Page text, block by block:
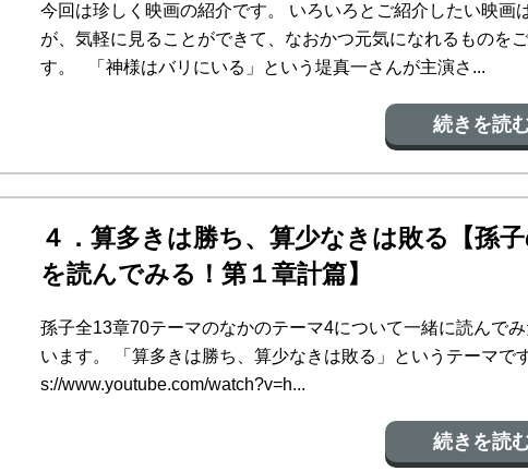
今回は珍しく映画の紹介です。 いろいろとご紹介したい映画
が、気軽に見ることができて、なおかつ元気になれるものを
す。 「神様はバリにいる」という堤真一さんが主演さ...
続きを読
４．算多きは勝ち、算少なきは敗る【孫
を読んでみる！第１章計篇】
孫子全13章70テーマのなかのテーマ4について一緒に読んで
います。 「算多きは勝ち、算少なきは敗る」というテーマで
s://www.youtube.com/watch?v=h...
続きを読